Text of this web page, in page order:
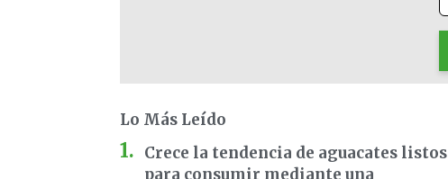
Lo Más Leído
Crece la tendencia de aguacates listos
para consumir mediante una